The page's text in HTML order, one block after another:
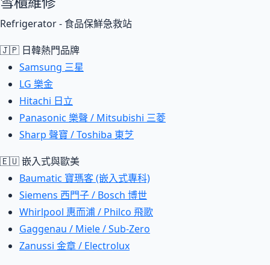
Refrigerator - 食品保鮮急救站
🇯🇵 日韓熱門品牌
Samsung 三星
LG 樂金
Hitachi 日立
Panasonic 樂聲 / Mitsubishi 三菱
Sharp 聲寶 / Toshiba 東芝
🇪🇺 嵌入式與歐美
Baumatic 寶瑪客 (嵌入式專科)
Siemens 西門子 / Bosch 博世
Whirlpool 惠而浦 / Philco 飛歌
Gaggenau / Miele / Sub-Zero
Zanussi 金章 / Electrolux